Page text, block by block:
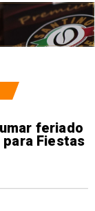
feriado
Fiestas